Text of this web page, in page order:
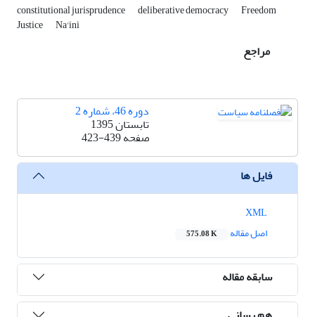
constitutional jurisprudence deliberative democracy Freedom
Justice Na'ini
مراجع
دوره 46، شماره 2
تابستان 1395
صفحه423-439
فایل ها
اصل مقاله
575.08 K
سابقه مقاله